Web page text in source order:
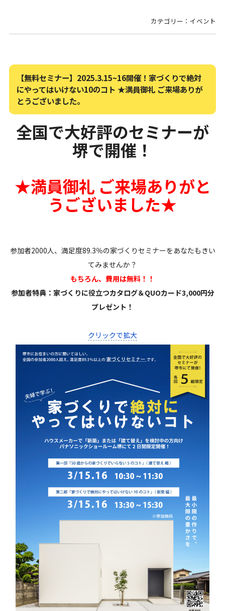
カテゴリー：イベント
【無料セミナー】2025.3.15~16開催！家づくりで絶対
にやってはいけない10のコト ★満員御礼 ご来場ありが
とうございました。
全国で大好評のセミナーが
堺で開催！
★満員御礼 ご来場ありがと
うございました★
参加者2000人、満足度89.3％の家づくりセミナーをあなたもきい
てみませんか？
もちろん、費用は無料！！
参加者特典：家づくりに役立つカタログ＆QUOカード3,000円分
プレゼント！
クリックで拡大